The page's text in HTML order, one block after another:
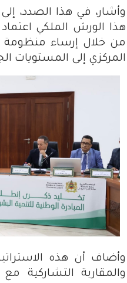
وأشار، في هذا الصدد،
هذا الورش الملكي
من خلال إرساء منظومة
المركزي إلى المستويات
وأضاف أن هذه
والمقاربة التشاركية